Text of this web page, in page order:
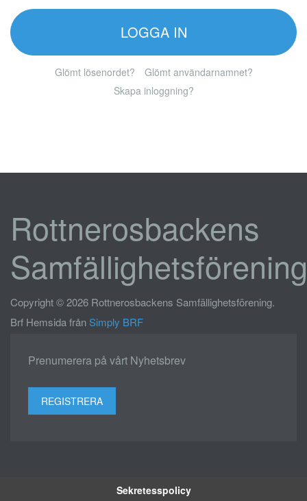
LOGGA IN
Glömt lösenordet?
Glömt användarnamnet?
Skapa inloggning?
Rottnerosbackens
Samfällighetsförening
Copyright © 2026 Rottnerosbackens Samfällighetsförening.
Brf Hemsida frånSimply BRF
Prenumerera på vårt Nyhetsbrev
REGISTRERA
Sekretesspolicy